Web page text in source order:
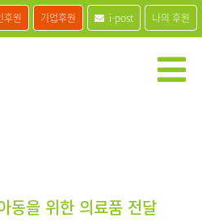
후원 기업후원 i-post 나의 후원
동을 위한 의료품 전달